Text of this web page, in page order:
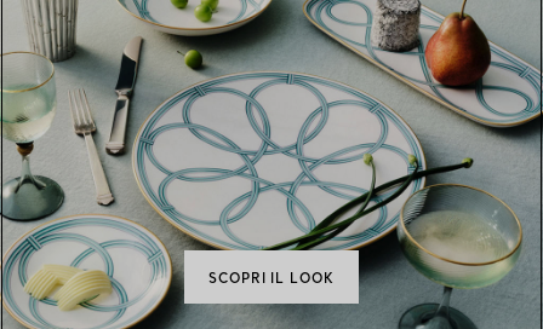
SCOPRI IL LOOK